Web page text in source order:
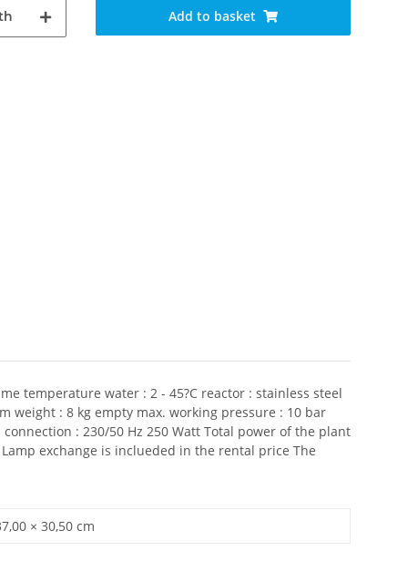
Add to basket
temperature water : 2 - 45?C reactor : stainless steel
weight : 8 kg empty max. working pressure : 10 bar
: 230/50 Hz 250 Watt Total power of the plant
exchange is inclueded in the rental price The
× 30,50 cm